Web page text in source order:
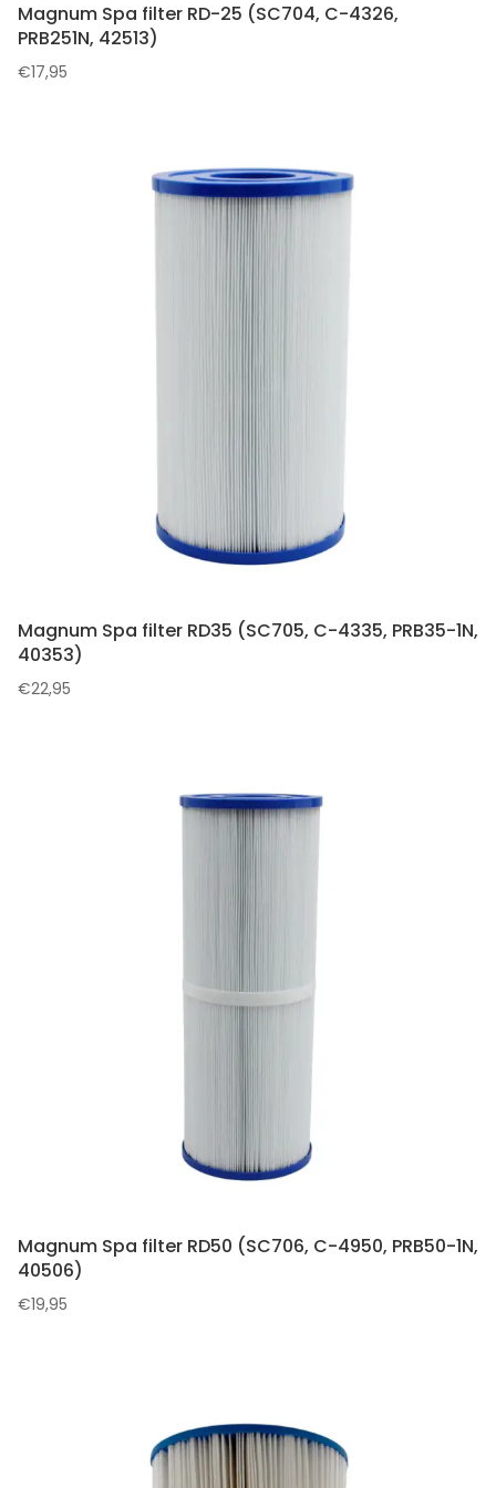
Magnum Spa filter RD-25 (SC704, C-4326,
PRB251N, 42513)
€17,95
Magnum Spa filter RD35 (SC705, C-4335, PRB35-1N,
40353)
€22,95
Magnum Spa filter RD50 (SC706, C-4950, PRB50-1N,
40506)
€19,95